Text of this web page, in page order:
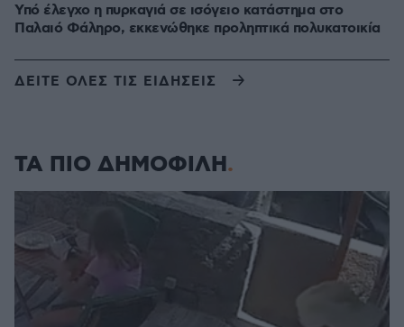
Υπό έλεγχο η πυρκαγιά σε ισόγειο κατάστημα στο
Παλαιό Φάληρο, εκκενώθηκε προληπτικά πολυκατοικία
ΔΕΙΤΕ ΟΛΕΣ ΤΙΣ ΕΙΔΗΣΕΙΣ
ΤΑ ΠΙΟ ΔΗΜΟΦΙΛΗ